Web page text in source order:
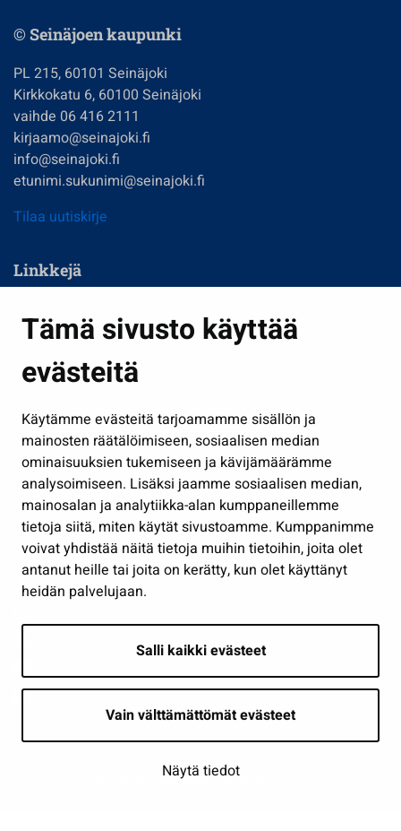
Tämä sivusto käyttää
evästeitä
Käytämme evästeitä tarjoamamme sisällön ja
mainosten räätälöimiseen, sosiaalisen median
ominaisuuksien tukemiseen ja kävijämäärämme
analysoimiseen. Lisäksi jaamme sosiaalisen median,
mainosalan ja analytiikka-alan kumppaneillemme
tietoja siitä, miten käytät sivustoamme. Kumppanimme
voivat yhdistää näitä tietoja muihin tietoihin, joita olet
antanut heille tai joita on kerätty, kun olet käyttänyt
heidän palvelujaan.
Salli kaikki evästeet
Vain välttämättömät evästeet
Näytä tiedot
© Seinäjoen kaupunki
PL 215, 60101 Seinäjoki
Kirkkokatu 6, 60100 Seinäjoki
vaihde 06 416 2111
kirjaamo@seinajoki.fi
info@seinajoki.fi
etunimi.sukunimi@seinajoki.fi
Tilaa uutiskirje
Linkkejä
Kasvatus ja opetus
Kulttuuri ja liikunta
Työ ja yrittäminen
Osallistu ja asioi
Näytä omat evästeasetukseni
Seuraa meitä
Saavutettavuusseloste | © Seinäjoki 2026